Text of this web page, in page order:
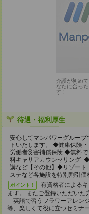
介護が初め
なたに合っ
す！
待遇・福利厚生
安心してマンパワーグルー
トいたします。 ◆健康保険
労働者災害補償保険 ◆無料
料キャリアカウンセリング
講など【その他】◆リゾート
ステなど各施設を特別割引
ポイント！
有資格者による
ます。 またご登録いただい
「英語で習うフラワーアレン
等、楽しくて役に立つセミナ